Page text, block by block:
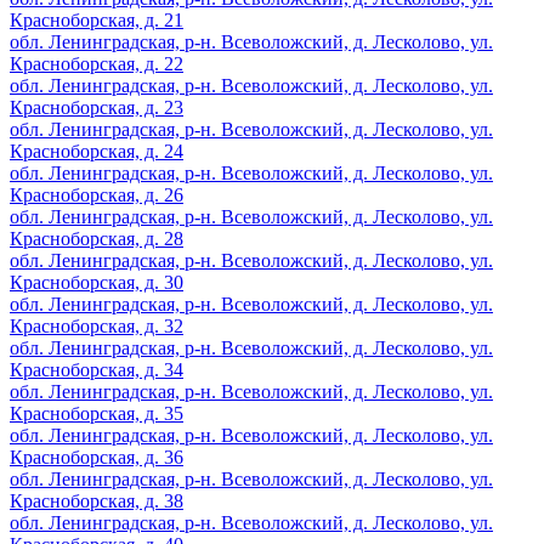
Красноборская, д. 21
обл. Ленинградская, р-н. Всеволожский, д. Лесколово, ул.
Красноборская, д. 22
обл. Ленинградская, р-н. Всеволожский, д. Лесколово, ул.
Красноборская, д. 23
обл. Ленинградская, р-н. Всеволожский, д. Лесколово, ул.
Красноборская, д. 24
обл. Ленинградская, р-н. Всеволожский, д. Лесколово, ул.
Красноборская, д. 26
обл. Ленинградская, р-н. Всеволожский, д. Лесколово, ул.
Красноборская, д. 28
обл. Ленинградская, р-н. Всеволожский, д. Лесколово, ул.
Красноборская, д. 30
обл. Ленинградская, р-н. Всеволожский, д. Лесколово, ул.
Красноборская, д. 32
обл. Ленинградская, р-н. Всеволожский, д. Лесколово, ул.
Красноборская, д. 34
обл. Ленинградская, р-н. Всеволожский, д. Лесколово, ул.
Красноборская, д. 35
обл. Ленинградская, р-н. Всеволожский, д. Лесколово, ул.
Красноборская, д. 36
обл. Ленинградская, р-н. Всеволожский, д. Лесколово, ул.
Красноборская, д. 38
обл. Ленинградская, р-н. Всеволожский, д. Лесколово, ул.